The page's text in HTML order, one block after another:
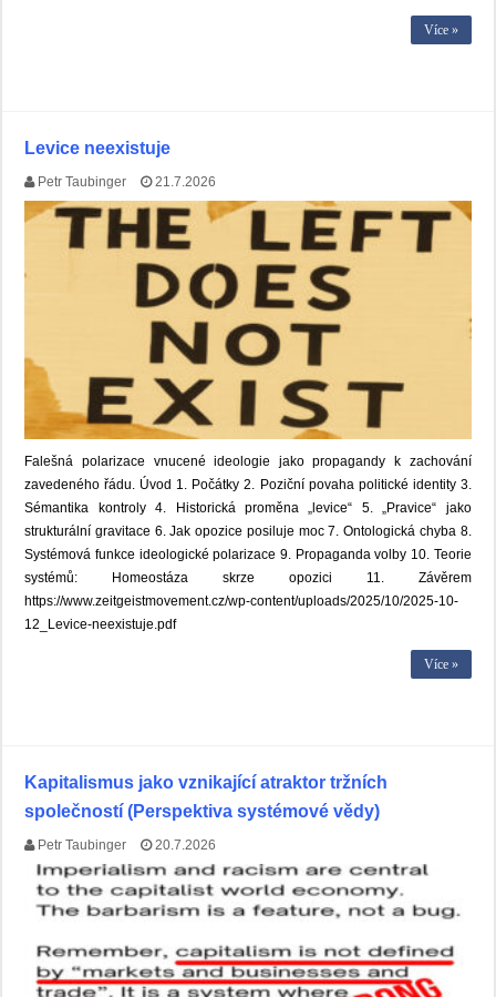
Více »
Levice neexistuje
Petr Taubinger 21.7.2026
Falešná polarizace vnucené ideologie jako propagandy k zachování
zavedeného řádu. Úvod 1. Počátky 2. Poziční povaha politické identity 3.
Sémantika kontroly 4. Historická proměna „levice“ 5. „Pravice“ jako
strukturální gravitace 6. Jak opozice posiluje moc 7. Ontologická chyba 8.
Systémová funkce ideologické polarizace 9. Propaganda volby 10. Teorie
systémů: Homeostáza skrze opozici 11. Závěrem
https://www.zeitgeistmovement.cz/wp-content/uploads/2025/10/2025-10-
12_Levice-neexistuje.pdf
Více »
Kapitalismus jako vznikající atraktor tržních
společností (Perspektiva systémové vědy)
Petr Taubinger 20.7.2026